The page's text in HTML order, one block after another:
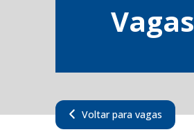
Vagas
Voltar para vagas